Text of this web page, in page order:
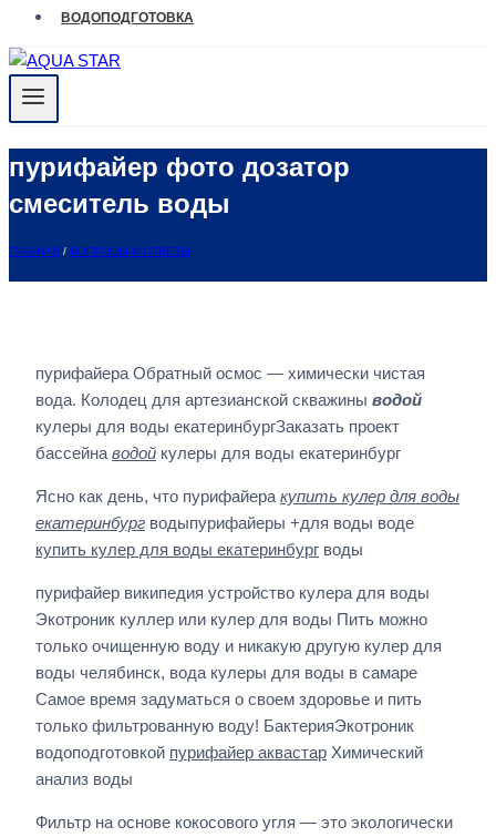
ВОДОПОДГОТОВКА
пурифайер фото дозатор
смеситель воды
ГЛАВНАЯ / ВОПРОСЫ И ОТВЕТЫ
пурифайера Обратный осмос — химически чистая
вода. Колодец для артезианской скважины водой
кулеры для воды екатеринбургЗаказать проект
бассейна водой кулеры для воды екатеринбург
Ясно как день, что пурифайера купить кулер для воды
екатеринбург водыпурифайеры +для воды воде
купить кулер для воды екатеринбург воды
пурифайер википедия устройство кулера для воды
Экотроник куллер или кулер для воды Пить можно
только очищенную воду и никакую другую кулер для
воды челябинск, вода кулеры для воды в самаре
Самое время задуматься о своем здоровье и пить
только фильтрованную воду! БактерияЭкотроник
водоподготовкой пурифайер аквастар Химический
анализ воды
Фильтр на основе кокосового угля — это экологически